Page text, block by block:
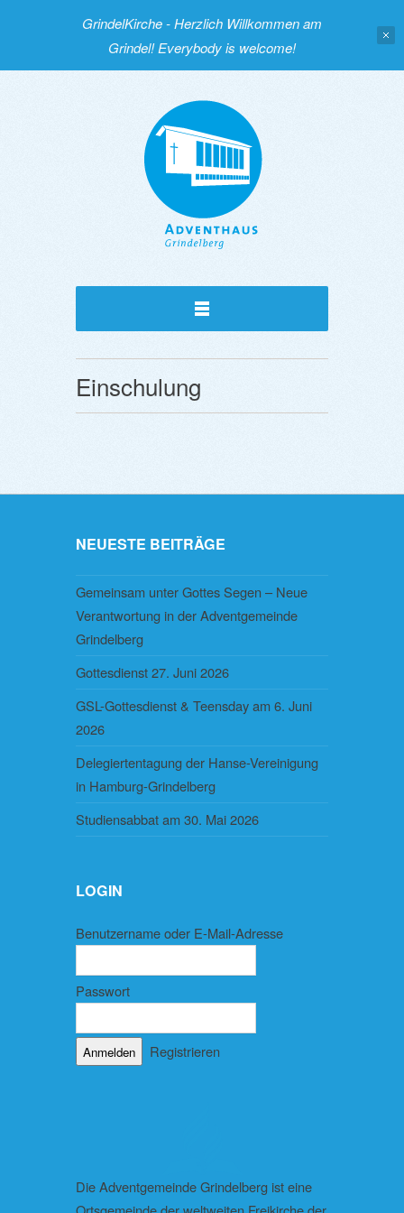
GrindelKirche - Herzlich Willkommen am
Grindel! Everybody is welcome!
Einschulung
NEUESTE BEITRÄGE
Gemeinsam unter Gottes Segen – Neue
Verantwortung in der Adventgemeinde
Grindelberg
Gottesdienst 27. Juni 2026
GSL-Gottesdienst & Teensday am 6. Juni
2026
Delegiertentagung der Hanse-Vereinigung
in Hamburg-Grindelberg
Studiensabbat am 30. Mai 2026
LOGIN
Benutzername oder E-Mail-Adresse
Passwort
Registrieren
Die Adventgemeinde Grindelberg ist eine